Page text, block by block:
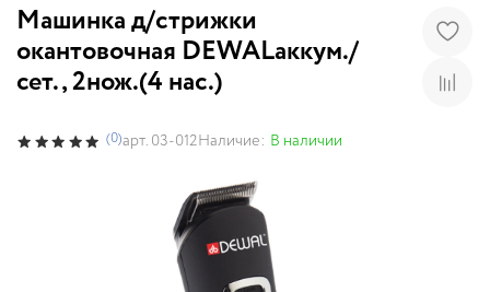
Машинка д/стрижки
окантовочная DEWALаккум./
сет., 2нож.(4 нас.)
(0)арт.03-012Наличие: В наличии